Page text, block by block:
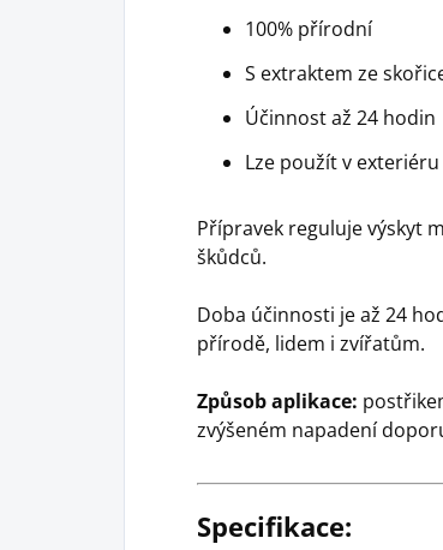
100% přírodní
S extraktem ze
Účinnost až 24 hodin
Lze použít v
Přípravek reguluje výskyt
škůdců.
Doba účinnosti je až 24
přírodě, lidem i zvířatům.
Způsob aplikace:
zvýšeném napadení
Specifikace: